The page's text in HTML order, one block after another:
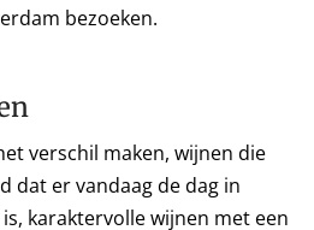
bezoeken.
verschil maken, wijnen die
dat er vandaag de dag in
karaktervolle wijnen met een